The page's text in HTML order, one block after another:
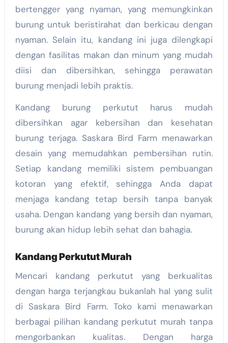
bertengger yang nyaman, yang memungkinkan
burung untuk beristirahat dan berkicau dengan
nyaman. Selain itu, kandang ini juga dilengkapi
dengan fasilitas makan dan minum yang mudah
diisi dan dibersihkan, sehingga perawatan
burung menjadi lebih praktis.
Kandang burung perkutut harus mudah
dibersihkan agar kebersihan dan kesehatan
burung terjaga. Saskara Bird Farm menawarkan
desain yang memudahkan pembersihan rutin.
Setiap kandang memiliki sistem pembuangan
kotoran yang efektif, sehingga Anda dapat
menjaga kandang tetap bersih tanpa banyak
usaha. Dengan kandang yang bersih dan nyaman,
burung akan hidup lebih sehat dan bahagia.
Kandang Perkutut Murah
Mencari kandang perkutut yang berkualitas
dengan harga terjangkau bukanlah hal yang sulit
di Saskara Bird Farm. Toko kami menawarkan
berbagai pilihan kandang perkutut murah tanpa
mengorbankan kualitas. Dengan harga